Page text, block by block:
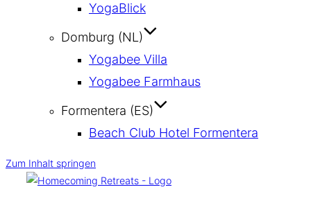
YogaBlick
Domburg (NL)
Yogabee Villa
Yogabee Farmhaus
Formentera (ES)
Beach Club Hotel Formentera
Zum Inhalt springen